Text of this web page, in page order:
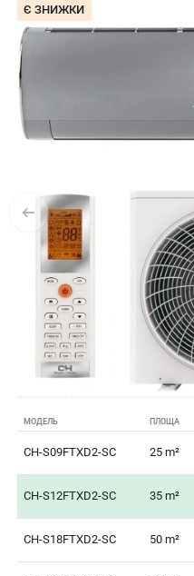
Є ЗНИЖКИ
МОДЕЛЬ ПЛОЩА
CH-S09FTXD2-SC 25 m²
CH-S12FTXD2-SC 35 m²
CH-S18FTXD2-SC 50 m²